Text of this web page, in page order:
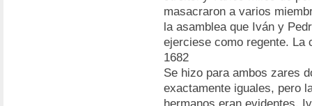
masacraron a varios
la asamblea que Iván y
ejerciese como regente. La
1682
Se hizo para ambos zares
exactamente iguales, pero